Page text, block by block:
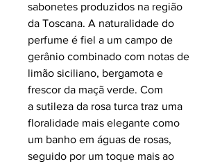
sabonetes produzidos na região
da Toscana. A naturalidade do
perfume é fiel a um campo de
gerânio combinado com notas de
limão siciliano, bergamota e
frescor da maçã verde. Com
a sutileza da rosa turca traz uma
floralidade mais elegante como
um banho em águas de rosas,
seguido por um toque mais ao